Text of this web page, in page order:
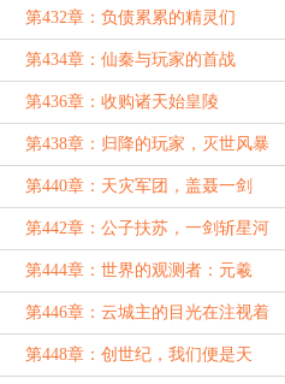
第432章：负债累累的精灵们
第434章：仙秦与玩家的首战
第436章：收购诸天始皇陵
第438章：归降的玩家，灭世风暴
第440章：天灾军团，盖聂一剑
第442章：公子扶苏，一剑斩星河
第444章：世界的观测者：元羲
第446章：云城主的目光在注视着
你
第448章：创世纪，我们便是天